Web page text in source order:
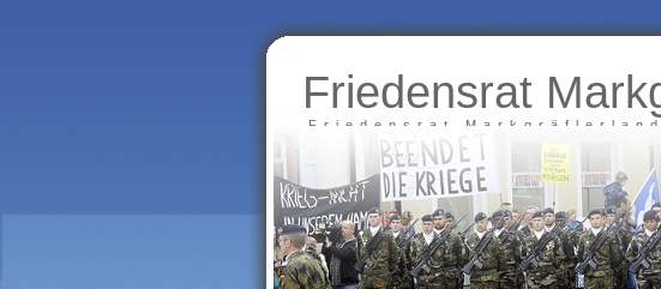
Friedensrat
Friedensrat Markgräflerland